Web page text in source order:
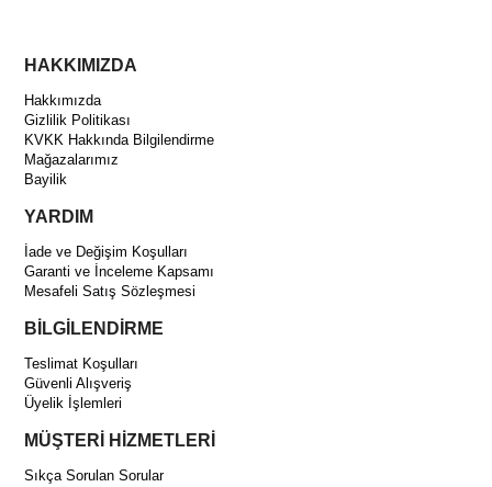
HAKKIMIZDA
Hakkımızda
Gizlilik Politikası
KVKK Hakkında Bilgilendirme
Mağazalarımız
Bayilik
YARDIM
İade ve Değişim Koşulları
Garanti ve İnceleme Kapsamı
Mesafeli Satış Sözleşmesi
BİLGİLENDİRME
Teslimat Koşulları
Güvenli Alışveriş
Üyelik İşlemleri
MÜŞTERİ HİZMETLERİ
Sıkça Sorulan Sorular